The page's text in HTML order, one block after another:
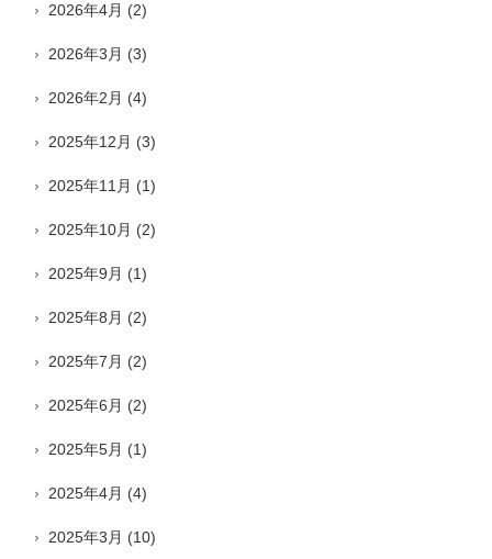
2026年4月 (2)
2026年3月 (3)
2026年2月 (4)
2025年12月 (3)
2025年11月 (1)
2025年10月 (2)
2025年9月 (1)
2025年8月 (2)
2025年7月 (2)
2025年6月 (2)
2025年5月 (1)
2025年4月 (4)
2025年3月 (10)